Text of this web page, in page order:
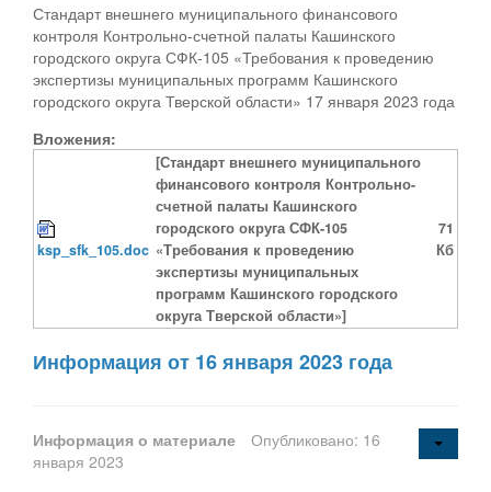
Стандарт внешнего муниципального финансового
контроля Контрольно-счетной палаты Кашинского
городского округа СФК-105 «Требования к проведению
экспертизы муниципальных программ Кашинского
городского округа Тверской области» 17 января 2023 года
Вложения:
ksp_sfk_105.doc
[Стандарт внешнего муниципального
финансового контроля Контрольно-
счетной палаты Кашинского
городского округа СФК-105
«Требования к проведению
экспертизы муниципальных
программ Кашинского городского
округа Тверской области»]
71
Кб
Информация от 16 января 2023 года
Информация о материале
Опубликовано: 16
января 2023